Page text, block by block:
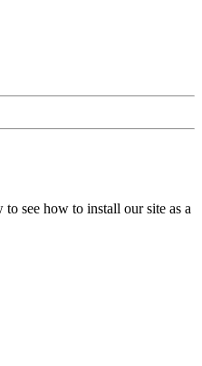
see how to install our site as a